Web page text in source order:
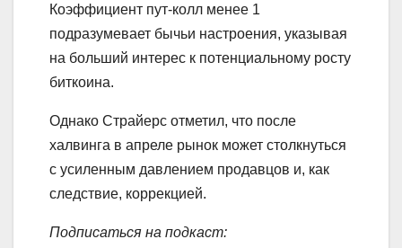
Коэффициент пут-колл менее 1
подразумевает бычьи настроения, указывая
на больший интерес к потенциальному росту
биткоина.
Однако Страйерс отметил, что после
халвинга в апреле рынок может столкнуться
с усиленным давлением продавцов и, как
следствие, коррекцией.
Подписаться на подкаст: